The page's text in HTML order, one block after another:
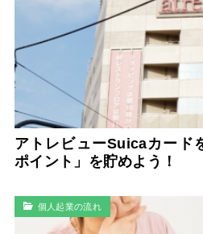
アトレビューSuicaカード
ポイント」を貯めよう！
個人起業の流れ